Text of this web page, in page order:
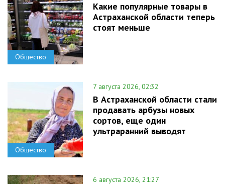
Общество
Какие популярные товары в
Астраханской области теперь
стоят меньше
Общество
7 августа 2026, 02:32
В Астраханской области стали
продавать арбузы новых
сортов, еще один
ультраранний выводят
6 августа 2026, 21:27